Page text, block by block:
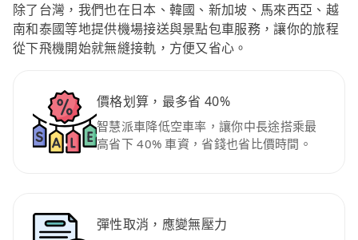
除了台灣，我們也在日本、韓國、新加坡、馬來西亞、越
南和泰國等地提供機場接送與景點包車服務，讓你的旅程
從下飛機開始就無縫接軌，方便又省心。
價格划算，最多省 40%
智慧派車降低空車率，讓你中長途搭乘最
高省下 40% 車資，省錢也省比價時間。
彈性取消，應變無壓力